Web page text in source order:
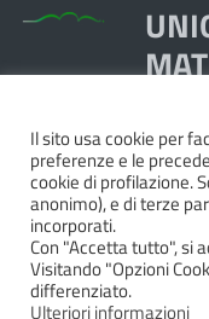
Piazza Dante, 1,
42020 Quattro
Tel. 0522.249211 -
Pec:
P.IVA/cod.fisc.
Il sito usa cookie per
preferenze e le
cookie di profilazione.
anonimo), e di terze
incorporati.
Con "Accetta tutto", si
Visitando "Opzioni
differenziato.
Ulteriori informazioni